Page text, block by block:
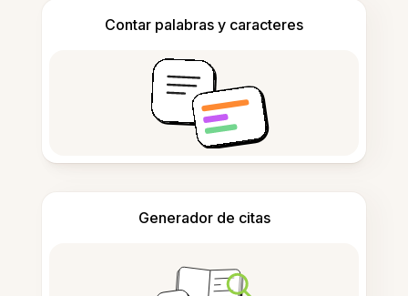
Contar palabras y caracteres
Generador de citas